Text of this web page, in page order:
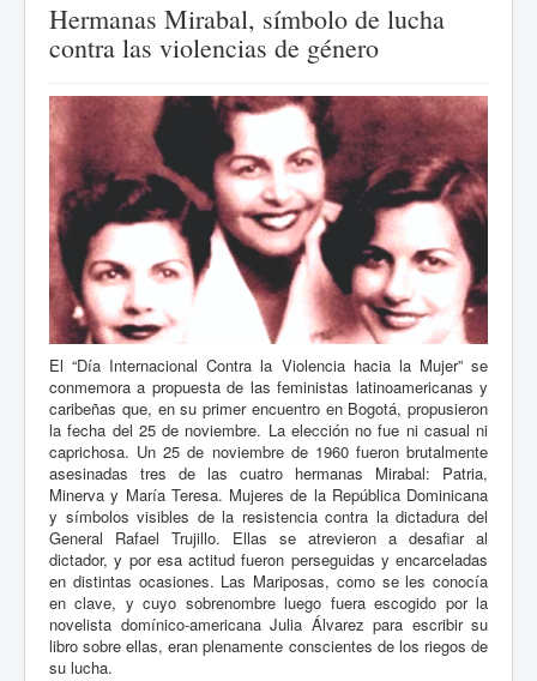
Hermanas Mirabal, símbolo de lucha
contra las violencias de género
El “Día Internacional Contra la Violencia hacia la Mujer” se
conmemora a propuesta de las feministas latinoamericanas y
caribeñas que, en su primer encuentro en Bogotá, propusieron
la fecha del 25 de noviembre. La elección no fue ni casual ni
caprichosa. Un 25 de noviembre de 1960 fueron brutalmente
asesinadas tres de las cuatro hermanas Mirabal: Patria,
Minerva y María Teresa. Mujeres de la República Dominicana
y símbolos visibles de la resistencia contra la dictadura del
General Rafael Trujillo. Ellas se atrevieron a desafiar al
dictador, y por esa actitud fueron perseguidas y encarceladas
en distintas ocasiones. Las Mariposas, como se les conocía
en clave, y cuyo sobrenombre luego fuera escogido por la
novelista domínico-americana Julia Álvarez para escribir su
libro sobre ellas, eran plenamente conscientes de los riegos de
su lucha.